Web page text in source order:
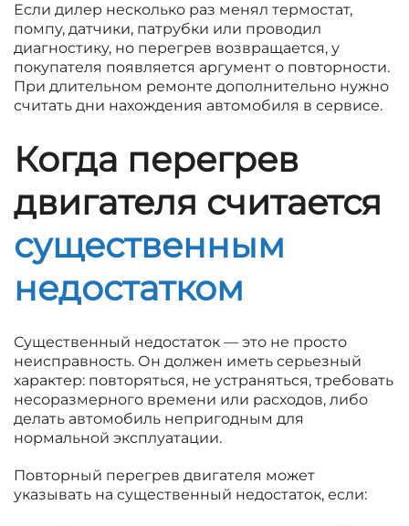
Если дилер несколько раз менял термостат,
помпу, датчики, патрубки или проводил
диагностику, но перегрев возвращается, у
покупателя появляется аргумент о повторности.
При длительном ремонте дополнительно нужно
считать дни нахождения автомобиля в сервисе.
Когда перегрев
двигателя считается
существенным
недостатком
Существенный недостаток — это не просто
неисправность. Он должен иметь серьезный
характер: повторяться, не устраняться, требовать
несоразмерного времени или расходов, либо
делать автомобиль непригодным для
нормальной эксплуатации.
Повторный перегрев двигателя может
указывать на существенный недостаток, если: